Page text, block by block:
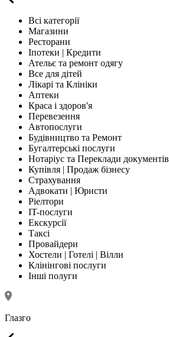
Всі категорії
Магазини
Ресторани
Іпотеки | Кредити
Ательє та ремонт одягу
Все для дітей
Лікарі та Клініки
Аптеки
Краса і здоров'я
Перевезення
Автопослуги
Будівництво та Ремонт
Бугалтерські послуги
Нотаріус та Переклади документів
Купівля | Продаж бізнесу
Страхування
Адвокати | Юристи
Ріелтори
IT-послуги
Екскурсії
Таксі
Провайдери
Хостели | Готелі | Вілли
Клінінгові послуги
Інші полуги
Глазго